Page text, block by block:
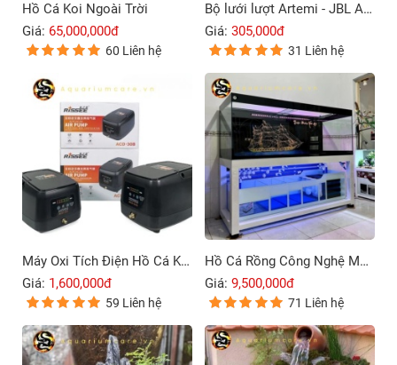
Hồ Cá Koi Ngoài Trời
Giá: 65,000,000đ
60 Liên hệ
Bộ lưới lượt Artemi - JBL Artemio 4
Giá: 305,000đ
31 Liên hệ
Máy Oxi Tích Điện Hồ Cá Koi Rissee ACD-30B – 80B
Giá: 1,600,000đ
59 Liên hệ
Hồ Cá Rồng Công Nghệ Mới 4 Lớp Đáy
Giá: 9,500,000đ
71 Liên hệ